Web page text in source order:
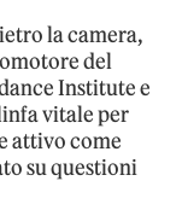
la camera,
del
Institute e
vitale per
attivo come
su questioni